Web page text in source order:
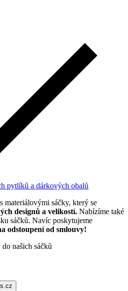
materiálovými sáčky, který se
designů a velikostí. Nabízíme také
sáčků. Navíc poskytujeme
odstoupení od smlouvy!
našich sáčků